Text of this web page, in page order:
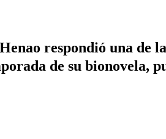
respondió una de
de su bionovela,